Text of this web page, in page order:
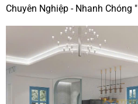
Chuyên Nghiệp - Nhanh Chóng "